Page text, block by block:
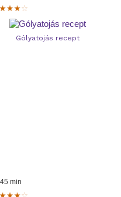
Gólyatojás recept
min